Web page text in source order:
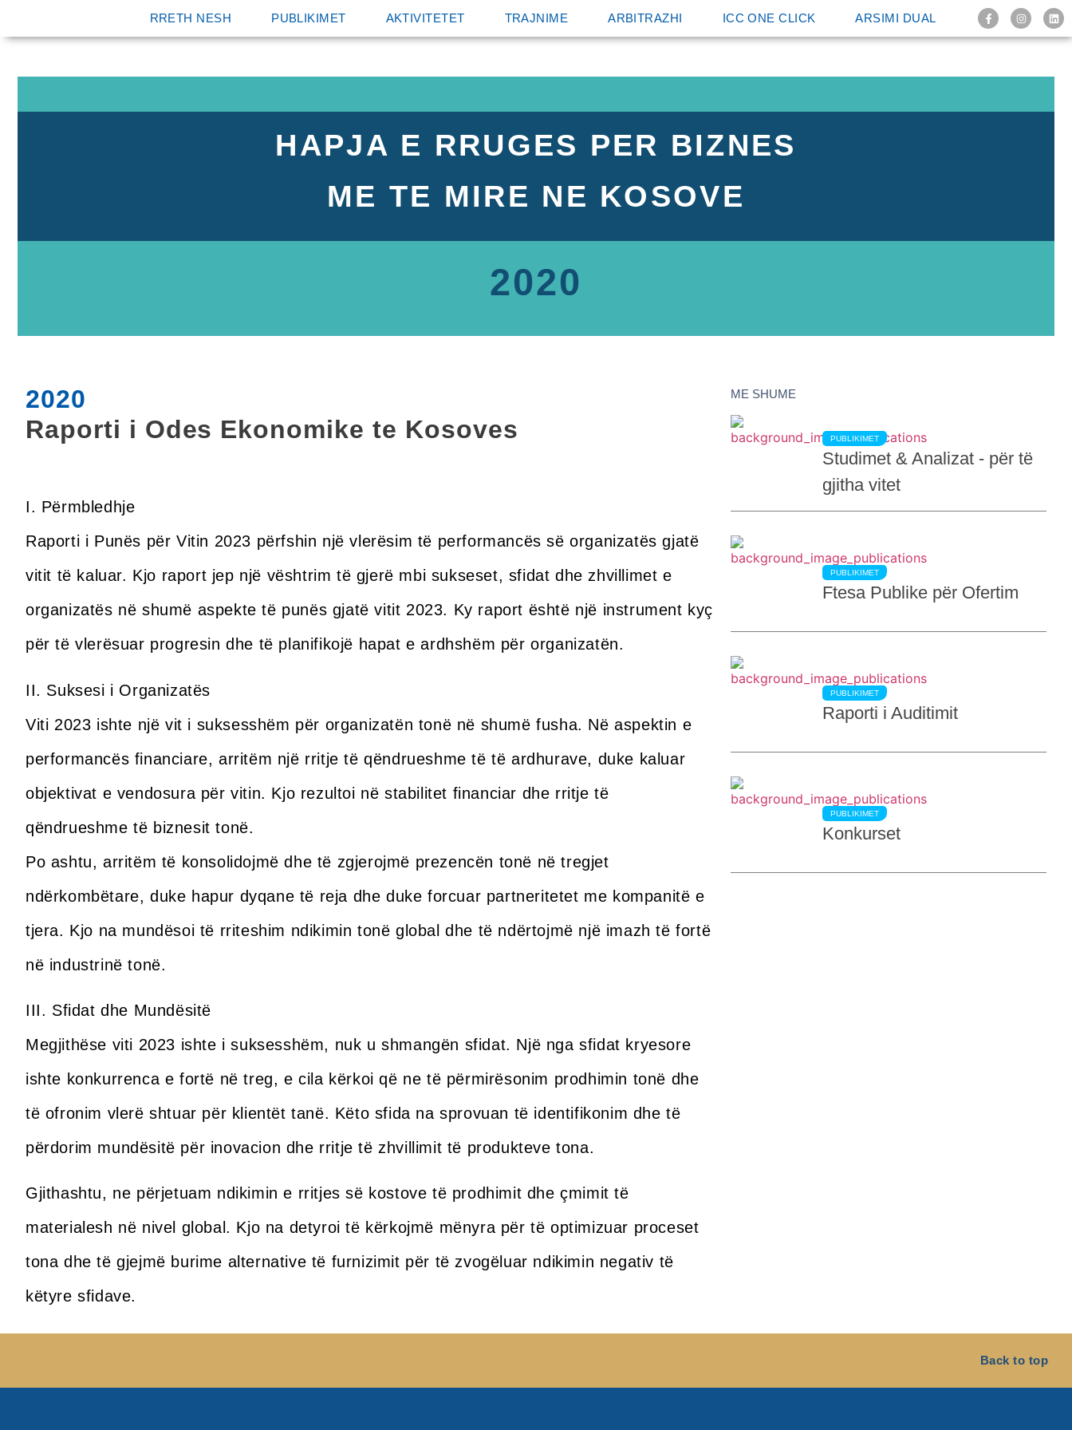
RRETH NESH PUBLIKIMET AKTIVITETET TRAJNIME ARBITRAZHI ICC ONE CLICK ARSIMI DUAL
HAPJA E RRUGES PER BIZNES
ME TE MIRE NE KOSOVE
2020
2020
Raporti i Odes Ekonomike te Kosoves
I. Përmbledhje
Raporti i Punës për Vitin 2023 përfshin një vlerësim të performancës së organizatës gjatë
vitit të kaluar. Kjo raport jep një vështrim të gjerë mbi sukseset, sfidat dhe zhvillimet e
organizatës në shumë aspekte të punës gjatë vitit 2023. Ky raport është një instrument kyç
për të vlerësuar progresin dhe të planifikojë hapat e ardhshëm për organizatën.
II. Suksesi i Organizatës
Viti 2023 ishte një vit i suksesshëm për organizatën tonë në shumë fusha. Në aspektin e
performancës financiare, arritëm një rritje të qëndrueshme të të ardhurave, duke kaluar
objektivat e vendosura për vitin. Kjo rezultoi në stabilitet financiar dhe rritje të
qëndrueshme të biznesit tonë.
Po ashtu, arritëm të konsolidojmë dhe të zgjerojmë prezencën tonë në tregjet
ndërkombëtare, duke hapur dyqane të reja dhe duke forcuar partneritetet me kompanitë e
tjera. Kjo na mundësoi të rriteshim ndikimin tonë global dhe të ndërtojmë një imazh të fortë
në industrinë tonë.
III. Sfidat dhe Mundësitë
Megjithëse viti 2023 ishte i suksesshëm, nuk u shmangën sfidat. Një nga sfidat kryesore
ishte konkurrenca e fortë në treg, e cila kërkoi që ne të përmirësonim prodhimin tonë dhe
të ofronim vlerë shtuar për klientët tanë. Këto sfida na sprovuan të identifikonim dhe të
përdorim mundësitë për inovacion dhe rritje të zhvillimit të produkteve tona.
Gjithashtu, ne përjetuam ndikimin e rritjes së kostove të prodhimit dhe çmimit të
materialesh në nivel global. Kjo na detyroi të kërkojmë mënyra për të optimizuar proceset
tona dhe të gjejmë burime alternative të furnizimit për të zvogëluar ndikimin negativ të
këtyre sfidave.
ME SHUME
PUBLIKIMET
Studimet & Analizat - për të
gjitha vitet
PUBLIKIMET
Ftesa Publike për Ofertim
PUBLIKIMET
Raporti i Auditimit
PUBLIKIMET
Konkurset
Back to top